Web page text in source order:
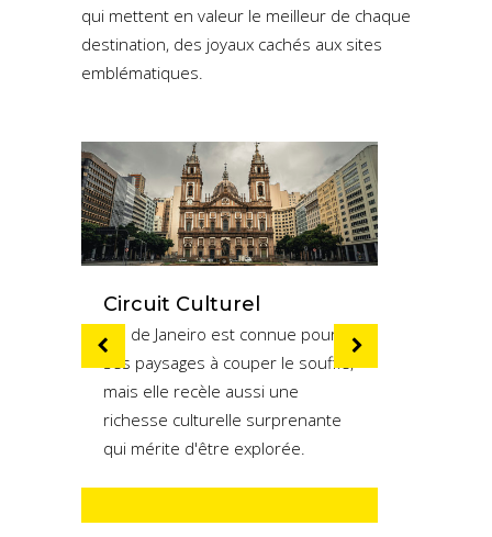
qui mettent en valeur le meilleur de chaque
destination, des joyaux cachés aux sites
emblématiques.
Circuit Culturel
Rio de Janeiro est connue pour
ses paysages à couper le souffle,
mais elle recèle aussi une
richesse culturelle surprenante
qui mérite d'être explorée.